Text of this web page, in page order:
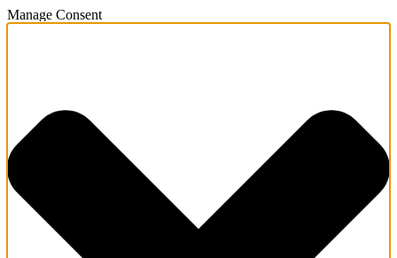
Manage Consent